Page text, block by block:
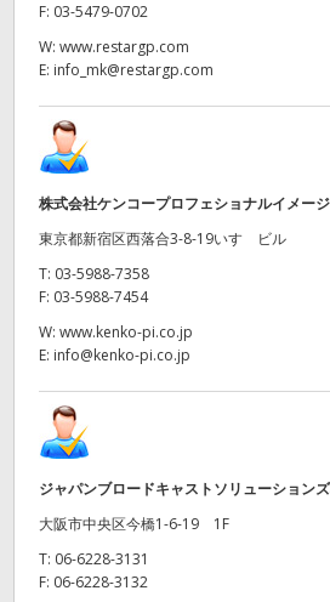
F: 03-5479-0702
W: www.restargp.com
E: info_mk@restargp.com
株式会社ケンコープロフェショナルイメー
東京都新宿区西落合3-8-19いすゞビル
T: 03-5988-7358
F: 03-5988-7454
W: www.kenko-pi.co.jp
E: info@kenko-pi.co.jp
ジャパンブロードキャストソリューション
大阪市中央区今橋1-6-19 1F
T: 06-6228-3131
F: 06-6228-3132